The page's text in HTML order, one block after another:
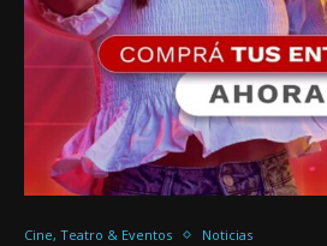
Cine, Teatro & Eventos Noticias